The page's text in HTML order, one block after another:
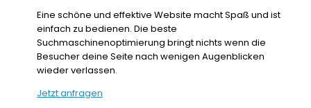
Eine schöne und effektive Website macht Spaß und ist
einfach zu bedienen. Die beste
Suchmaschinenoptimierung bringt nichts wenn die
Besucher deine Seite nach wenigen Augenblicken
wieder verlassen.
Jetzt anfragen